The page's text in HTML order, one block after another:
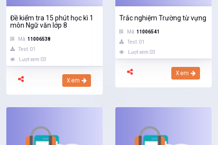
Đề kiểm tra 15 phút học kì 1
môn Ngữ văn lớp 8
Mã: 11006538
Test: 01
Lượt xem:03
Xem
Trắc nghiệm Trường từ vựng
Mã: 11006541
Test: 01
Lượt xem:03
Xem